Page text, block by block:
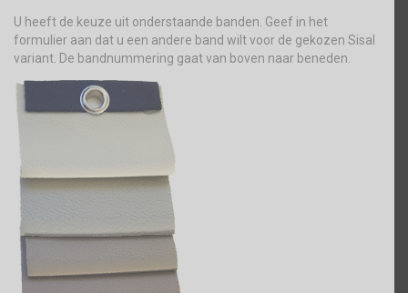
U heeft de keuze uit onderstaande banden. Geef in het
formulier aan dat u een andere band wilt voor de gekozen Sisal
variant. De bandnummering gaat van boven naar beneden.